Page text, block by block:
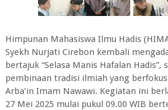
Himpunan Mahasiswa Ilmu Hadis
Syekh Nurjati Cirebon kembali
bertajuk “Selasa Manis Hafalan Hadis”,
pembinaan tradisi ilmiah yang
Arba’in Imam Nawawi. Kegiatan ini
27 Mei 2025 mulai pukul 09.00 WIB